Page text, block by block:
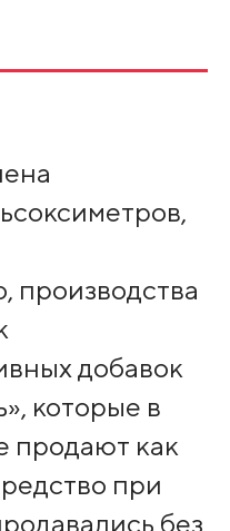
производства
добавок
которые в
продают как
при
без